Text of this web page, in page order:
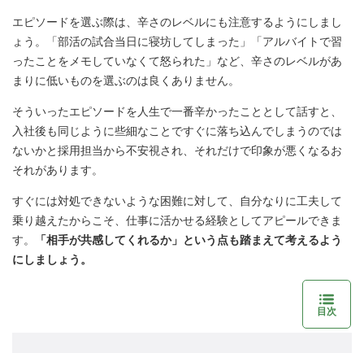
エピソードを選ぶ際は、辛さのレベルにも注意するようにしまし
ょう。「部活の試合当日に寝坊してしまった」「アルバイトで習
ったことをメモしていなくて怒られた」など、辛さのレベルがあ
まりに低いものを選ぶのは良くありません。
そういったエピソードを人生で一番辛かったこととして話すと、
入社後も同じように些細なことですぐに落ち込んでしまうのでは
ないかと採用担当から不安視され、それだけで印象が悪くなるお
それがあります。
すぐには対処できないような困難に対して、自分なりに工夫して
乗り越えたからこそ、仕事に活かせる経験としてアピールできま
す。
「相手が共感してくれるか」という点も踏まえて考えるよう
にしましょう。
目次